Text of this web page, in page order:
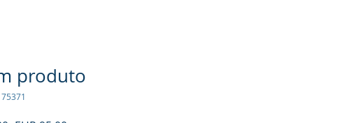
produto